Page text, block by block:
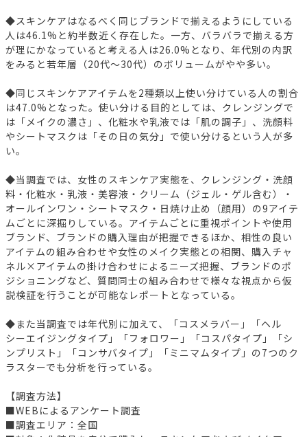
◆スキンケアはなるべく同じブランドで揃えるようにしている
人は46.1%と約半数近く存在した。一方、バラバラで揃える方
が理にかなっていると考える人は26.0%となり、年代別の内訳
をみると若年層（20代～30代）のボリュームがやや多い。
◆同じスキンケアアイテムを2種類以上使い分けている人の割合
は47.0%となった。使い分ける目的としては、クレンジングで
は「メイクの濃さ」、化粧水や乳液では「肌の調子」、洗顔料
やシートマスクは「その日の気分」で使い分けるという人が多
い。
◆当調査では、女性のスキンケア実態を、クレンジング・洗顔
料・化粧水・乳液・美容液・クリーム（ジェル・ゲル含む）・
オールインワン・シートマスク・日焼け止め（顔用）の9アイテ
ムごとに深掘りしている。アイテムごとに重視ポイントや使用
ブランド、ブランドの購入理由が把握できるほか、相性の良い
アイテムの組み合わせや女性のメイク実態との相関、購入チャ
ネル×アイテムの掛け合わせによるニーズ把握、ブランドのポ
ジショニングなど、質問同士の組み合わせで様々な視点から仮
説検証を行うことが可能なレポートとなっている。
◆また当調査では年代別に加えて、「コスメラバー」「ヘル
シーエイジングタイプ」「フォロワー」「コスパタイプ」「シ
ンプリスト」「コンサバタイプ」「ミニマムタイプ」の7つのク
ラスターでも分析を行っている。
【調査方法】
■WEBによるアンケート調査
■調査エリア：全国